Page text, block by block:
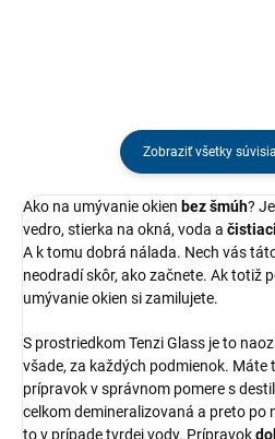
Zobraziť všetky
Ako na umývanie okien bez šmúh?
vedro, stierka na okná, voda a
A k tomu dobrá nálada. Nech vás
neodradí skôr, ako začnete. Ak totiž
umývanie okien si zamilujete.
S prostriedkom Tenzi Glass je to
všade, za každých podmienok. Máte
prípravok v správnom pomere s
celkom demineralizovaná a preto po
to v prípade tvrdej vody. Prípravok